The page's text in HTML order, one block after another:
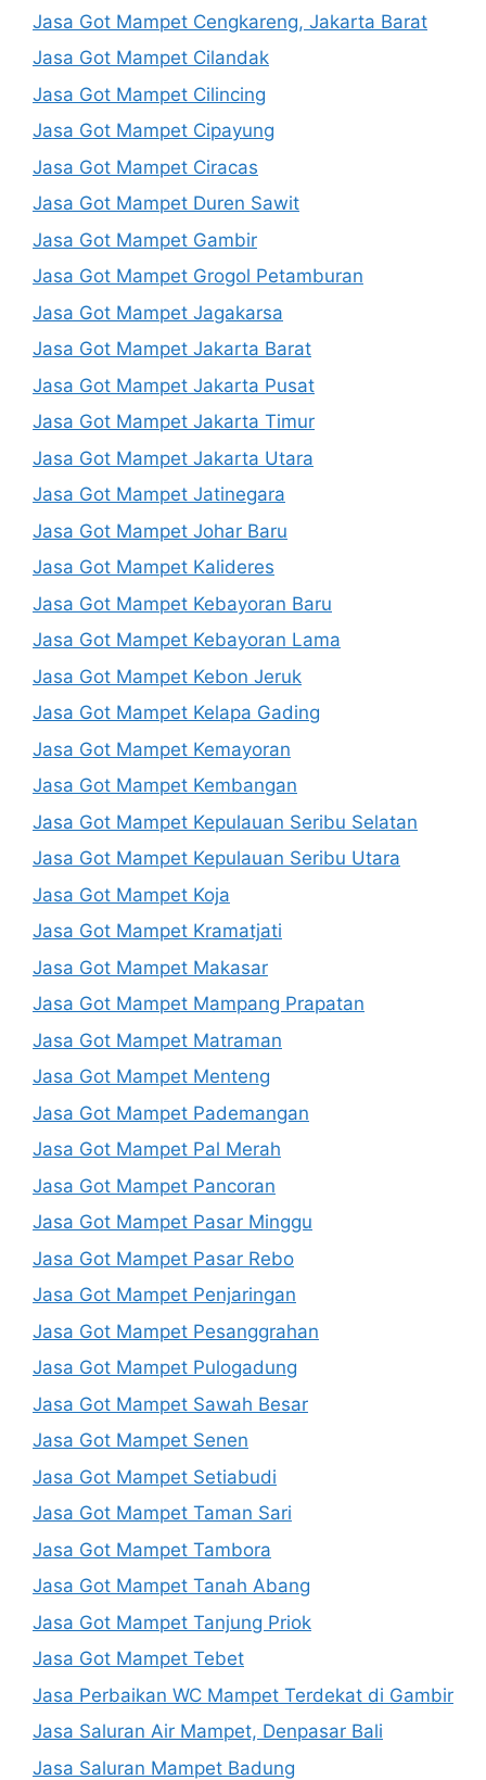
Jasa Got Mampet Cengkareng, Jakarta Barat
Jasa Got Mampet Cilandak
Jasa Got Mampet Cilincing
Jasa Got Mampet Cipayung
Jasa Got Mampet Ciracas
Jasa Got Mampet Duren Sawit
Jasa Got Mampet Gambir
Jasa Got Mampet Grogol Petamburan
Jasa Got Mampet Jagakarsa
Jasa Got Mampet Jakarta Barat
Jasa Got Mampet Jakarta Pusat
Jasa Got Mampet Jakarta Timur
Jasa Got Mampet Jakarta Utara
Jasa Got Mampet Jatinegara
Jasa Got Mampet Johar Baru
Jasa Got Mampet Kalideres
Jasa Got Mampet Kebayoran Baru
Jasa Got Mampet Kebayoran Lama
Jasa Got Mampet Kebon Jeruk
Jasa Got Mampet Kelapa Gading
Jasa Got Mampet Kemayoran
Jasa Got Mampet Kembangan
Jasa Got Mampet Kepulauan Seribu Selatan
Jasa Got Mampet Kepulauan Seribu Utara
Jasa Got Mampet Koja
Jasa Got Mampet Kramatjati
Jasa Got Mampet Makasar
Jasa Got Mampet Mampang Prapatan
Jasa Got Mampet Matraman
Jasa Got Mampet Menteng
Jasa Got Mampet Pademangan
Jasa Got Mampet Pal Merah
Jasa Got Mampet Pancoran
Jasa Got Mampet Pasar Minggu
Jasa Got Mampet Pasar Rebo
Jasa Got Mampet Penjaringan
Jasa Got Mampet Pesanggrahan
Jasa Got Mampet Pulogadung
Jasa Got Mampet Sawah Besar
Jasa Got Mampet Senen
Jasa Got Mampet Setiabudi
Jasa Got Mampet Taman Sari
Jasa Got Mampet Tambora
Jasa Got Mampet Tanah Abang
Jasa Got Mampet Tanjung Priok
Jasa Got Mampet Tebet
Jasa Perbaikan WC Mampet Terdekat di Gambir
Jasa Saluran Air Mampet, Denpasar Bali
Jasa Saluran Mampet Badung